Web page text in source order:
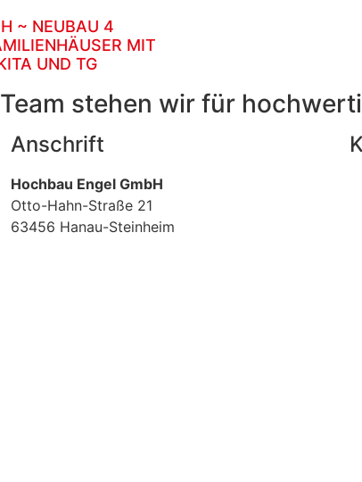
~ NEUBAU 4
MIT
UND TG
stehen wir für
Anschrift
Hochbau Engel GmbH
Otto-Hahn-Straße 21
63456 Hanau-Steinheim